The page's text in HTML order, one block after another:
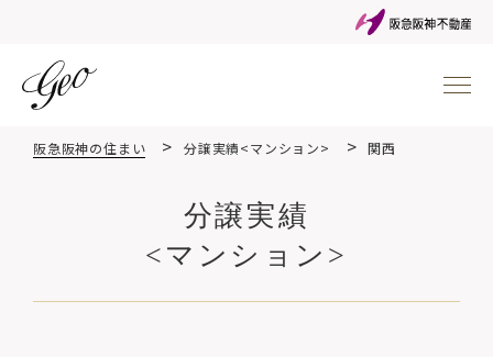
阪急阪神の住まい 分譲実績<マンション> 関西
分譲実績
<マンション>